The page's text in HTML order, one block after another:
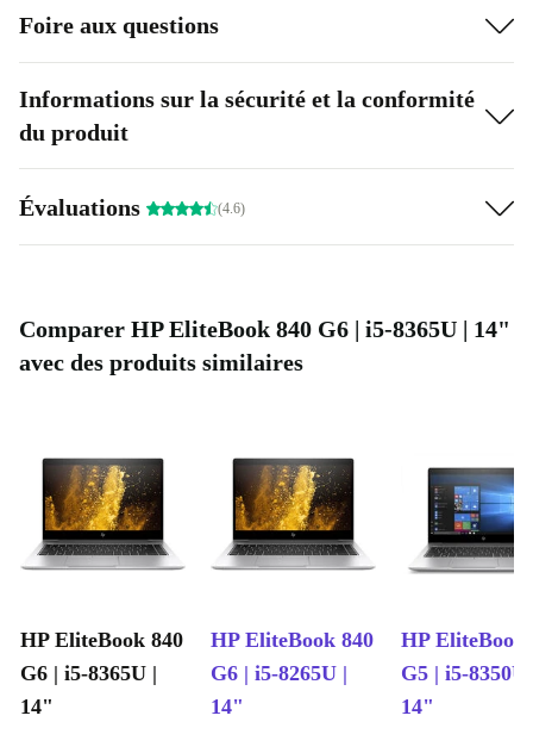
un écran 14” haute résolution, le fabricant a cherché à
réaliser des économies de place partout où cela était
possible, surtout au niveau des bords. Ainsi, l’écran
possède non seulement un cadre fin, mais grâce à la
conception en aluminium de son boîtier, le notebook est
également très solide et offre une bonne prise en main.
Foire aux questions
Informations sur la sécurité et la conformité
du produit
Évaluations (4.6)
Comparer HP EliteBook 840 G6 | i5-8365U | 14"
avec des produits similaires
HP EliteBook 840
G6 | i5-8365U |
14"
HP EliteBook 840
G6 | i5-8265U |
14"
HP EliteBook
G5 | i5-8350U
14"